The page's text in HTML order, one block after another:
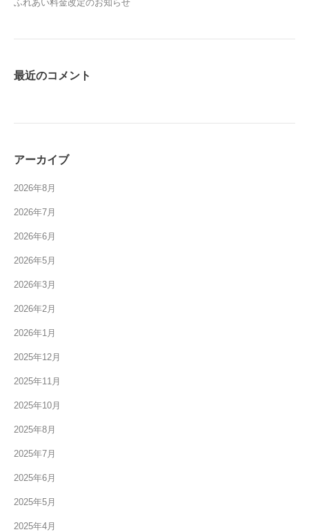
ふれあい料金改定のお知らせ
最近のコメント
アーカイブ
2026年8月
2026年7月
2026年6月
2026年5月
2026年3月
2026年2月
2026年1月
2025年12月
2025年11月
2025年10月
2025年8月
2025年7月
2025年6月
2025年5月
2025年4月